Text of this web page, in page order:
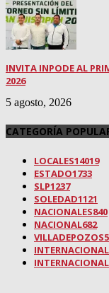
INVITA INPODE AL
2026
5 agosto, 2026
CATEGORÍA
LOCALES14019
ESTADO1733
SLP1237
SOLEDAD1121
NACIONALES840
NACIONAL682
VILLADEPOZOS
INTERNACIONAL